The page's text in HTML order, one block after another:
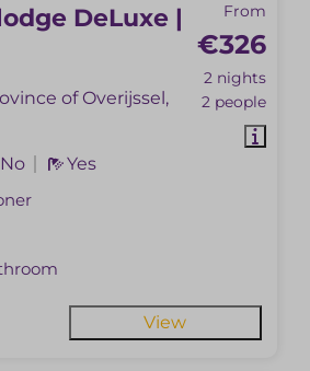
From
€326
2 nights
2 people
DeLuxe |
of Overijssel,
No
Yes
View